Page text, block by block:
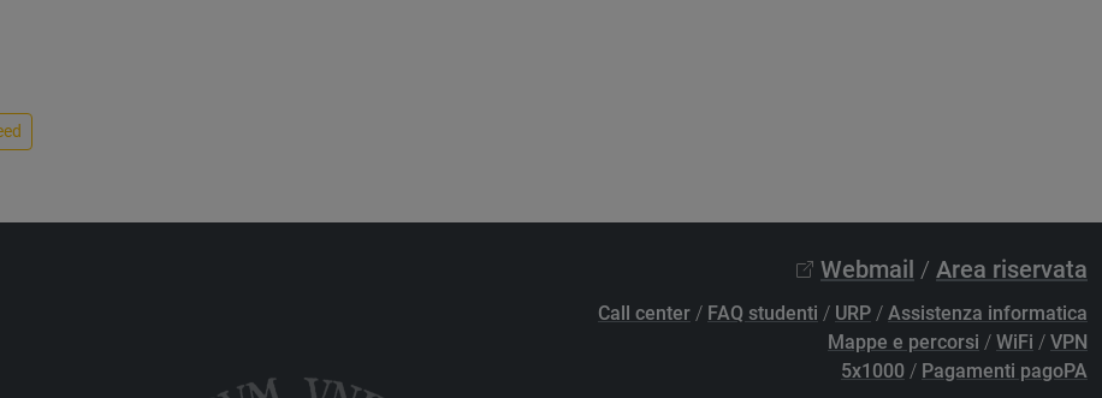
Webmail / Area riservata
Call center / FAQ studenti / URP / Assistenza informatica
Mappe e percorsi / WiFi / VPN
5x1000 / Pagamenti pagoPA